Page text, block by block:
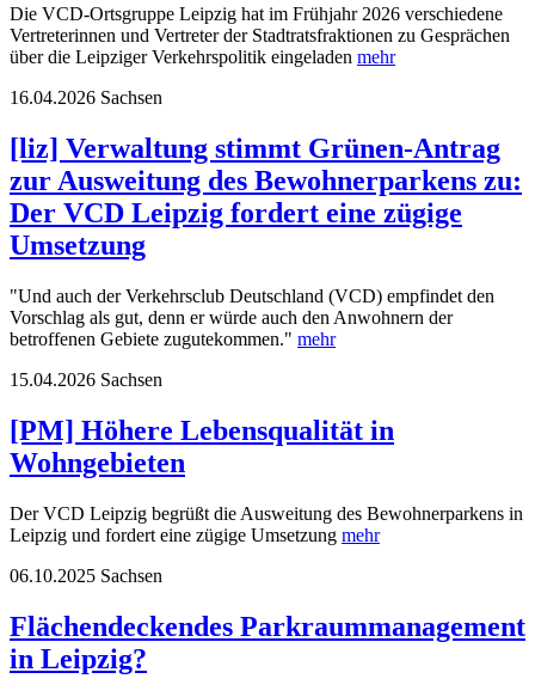
Die VCD-Ortsgruppe Leipzig hat im Frühjahr 2026 verschiedene
Vertreterinnen und Vertreter der Stadtratsfraktionen zu Gesprächen
über die Leipziger Verkehrspolitik eingeladen mehr
16.04.2026 Sachsen
[liz] Verwaltung stimmt Grünen-Antrag
zur Ausweitung des Bewohnerparkens zu:
Der VCD Leipzig fordert eine zügige
Umsetzung
"Und auch der Verkehrsclub Deutschland (VCD) empfindet den
Vorschlag als gut, denn er würde auch den Anwohnern der
betroffenen Gebiete zugutekommen." mehr
15.04.2026 Sachsen
[PM] Höhere Lebensqualität in
Wohngebieten
Der VCD Leipzig begrüßt die Ausweitung des Bewohnerparkens in
Leipzig und fordert eine zügige Umsetzung mehr
06.10.2025 Sachsen
Flächendeckendes Parkraummanagement
in Leipzig?